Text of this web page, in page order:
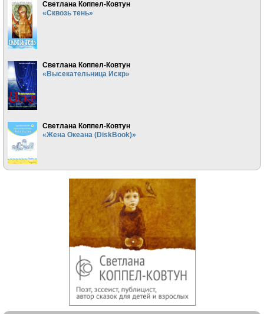
Светлана Коппел-Ковтун
«Сквозь тень»
Светлана Коппел-Ковтун
«Высекательница Искр»
Светлана Коппел-Ковтун
«Жена Океана (DiskBook)»